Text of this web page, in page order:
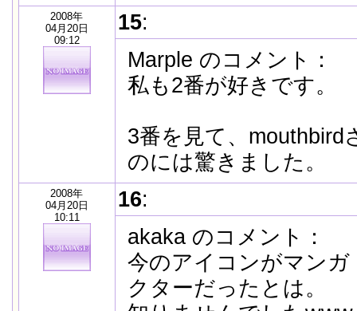
2008年
04月20日
09:12
15:
Marple のコメント：
私も2番が好きです。
3番を見て、mouthbird
のには驚きました。
2008年
04月20日
10:11
16:
akaka のコメント：
今のアイコンがマンガ
クターだったとは。